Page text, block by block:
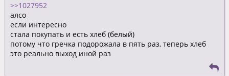
>>1027952
алсо
если интересно
стала покупать и есть хлеб (белый)
потому что гречка подорожала в пять раз, теперь хлеб
это реально выход иной раз